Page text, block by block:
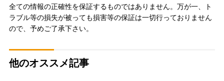
全ての情報の正確性を保証するものではありません。万が一、ト
ラブル等の損失が被っても損害等の保証は一切行っておりません
ので、予めご了承下さい。
他のオススメ記事